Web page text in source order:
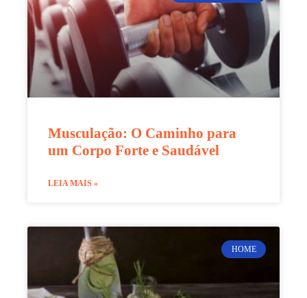
Musculação: O Caminho para
um Corpo Forte e Saudável
LEIA MAIS »
HOME